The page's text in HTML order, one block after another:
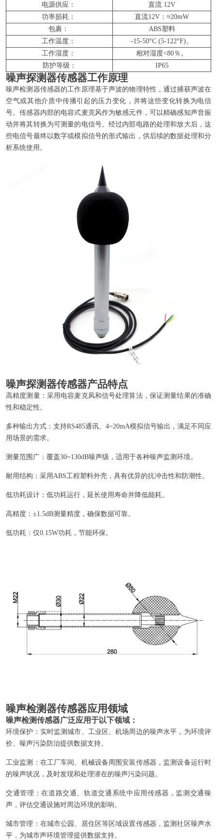
电源供应：
直流 12V
功率损耗：
直流12V：≈20mW
包裹：
ABS塑料
工作温度：
-15-50°C (5-122°F)。
工作湿度：
相对湿度<80％。
防护等级：
IP65
噪声探测器传感器工作原理
噪声检测器传感器的工作原理基于声波的物理特性，通过捕获声波在
空气或其他介质中传播引起的压力变化，并将这些变化转换为电信
号。传感器内部的电容式麦克风作为敏感元件，可以精确感知声音振
动并将其转换为可测量的电信号。经过内部电路的处理和放大后，这
些电信号最终以数字或模拟信号的形式输出，供后续的数据处理和分
析系统使用。
噪声探测器传感器产品特点
高精度测量：采用电容麦克风和信号处理算法，保证测量结果的准确
性和稳定性。
多种输出方式：支持RS485通讯、4~20mA模拟信号输出，满足不同应
用场景的需求。
测量范围广：覆盖30~130dB噪声级，适用于各种噪声监测环境。
耐用结构：采用ABS工程塑料外壳，具有优异的抗冲击性和防潮性。
低功耗设计：低功耗运行，延长使用寿命并降低能耗。
高精度：±1.5dB测量精度，确保数据可靠。
低功耗：仅0.15W功耗，节能环保。
噪声检测器传感器应用领域
噪声检测传感器广泛应用于以下领域：
环境保护：实时监测城市、工业区、机场周边的噪声水平，为环境评
价、噪声污染防治提供数据支持。
工业监测：在工厂车间、机械设备周围安装传感器，监测设备运行时
的噪声状况，及时发现和处理潜在的噪声污染问题。
交通管理：在道路交通、轨道交通系统中应用传感器，监测交通噪
声，评估交通设施对周边环境的影响。
城市管理：在城市公园、居住区等区域设置传感器，监测社区噪声水
平，为城市声环境管理提供数据支持。